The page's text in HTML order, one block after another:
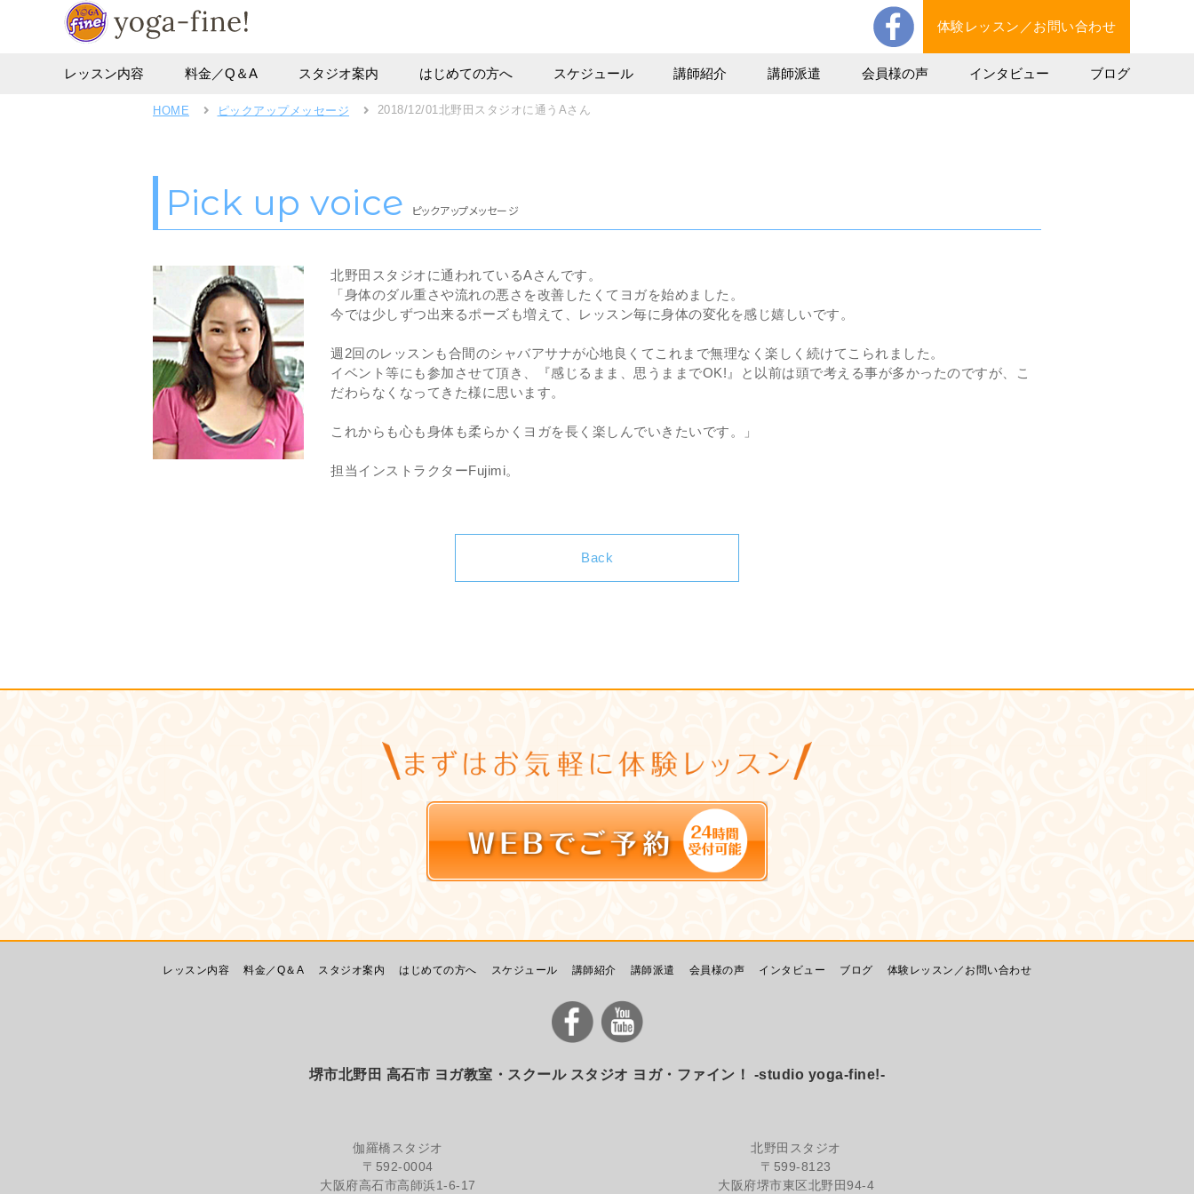
体験レッスン／お問い合わせ
レッスン内容 料金／Q＆A スタジオ案内 はじめての方へ スケジュール 講師紹介 講師派遣 会員様の声 インタビュー ブログ
HOME ピックアップメッセージ 2018/12/01北野田スタジオに通うAさん
Pick up voice ピックアップメッセージ
北野田スタジオに通われているAさんです。
「身体のダル重さや流れの悪さを改善したくてヨガを始めました。
今では少しずつ出来るポーズも増えて、レッスン毎に身体の変化を感じ嬉しいです。
週2回のレッスンも合間のシャバアサナが心地良くてこれまで無理なく楽しく続けてこられました。
イベント等にも参加させて頂き、『感じるまま、思うままでOK!』と以前は頭で考える事が多かったのですが、こ
だわらなくなってきた様に思います。
これからも心も身体も柔らかくヨガを長く楽しんでいきたいです。」
担当インストラクターFujimi。
Back
レッスン内容 料金／Q＆A スタジオ案内 はじめての方へ スケジュール 講師紹介 講師派遣 会員様の声 インタビュー ブログ 体験レッスン／お問い合わせ
堺市北野田 高石市 ヨガ教室・スクール スタジオ ヨガ・ファイン！ -studio yoga-fine!-
伽羅橋スタジオ
〒592-0004
大阪府高石市高師浜1-6-17
北野田スタジオ
〒599-8123
大阪府堺市東区北野田94-4